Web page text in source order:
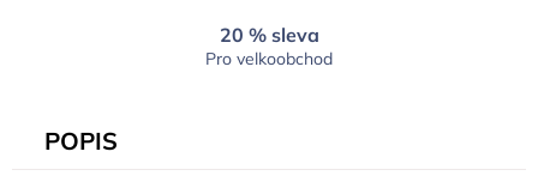
20 % sleva
Pro velkoobchod
POPIS